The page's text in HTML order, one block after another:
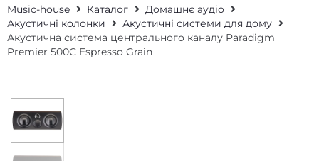
Music-house Каталог
Домашнє аудіо
Акустичні колонки
Акустичні системи для дому
Акустична система центрального каналу Paradigm
Premier 500C Espresso Grain